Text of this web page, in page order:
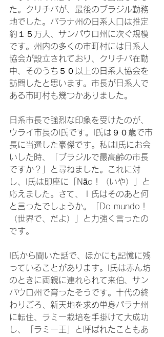
た。クリチバが、最後のブラジル勤務
地でした。パラナ州の日系人口は推定
約１５万人、サンパウロ州に次ぐ規模
です。州内の多くの市町村には日系人
協会が設立されており、クリチバ在勤
中、そのうち５０以上の日系人協会を
訪問したと思います。市長が日系人で
ある市町村も幾つかありました。
日系市長で強烈な印象を受けたのが、
ウライ市長のI氏です。I氏は９０歳で市
長に当選した豪傑です。私はI氏にお会
いした時、「ブラジルで最高齢の市長
ですか？」と尋ねました。これに対
し、I氏は即座に「Não！（いや）」と
応えました。さて、Ｉ氏はそのあと何
と言ったでしょうか。「Do mundo！
（世界で、だよ）」と力強く言ったの
です。
I氏から聞いた話で、ほかにも記憶に残
っていることがあります。I氏は赤ん坊
のときに両親に連れられて来伯、サン
パウロ州で育ったそうです。十代の終
わりごろ、新天地を求め単身パラナ州
に転住、ラミー栽培を手掛けて大成功
し、「ラミー王」と呼ばれたこともあ